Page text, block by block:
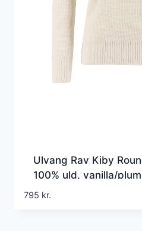
Ulvang Rav Kiby
100% uld, vanilla/
795 kr.